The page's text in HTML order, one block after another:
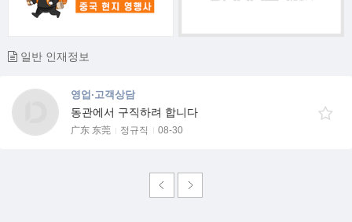
일반 인재정보
영업·고객상담
동관에서 구직하려 합니다
广东 东莞 정규직 08-30